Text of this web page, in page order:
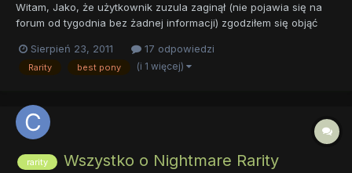
Witam, Jako, że użytkownik zuzula zaginął (nie pojawia się na
forum od tygodnia bez żadnej informacji) zgodziłem się objąć
regenta avatara Pinkie Pie. Dlaczego? Pinkie Pie ma dobrego
opiekuna, który dba o to, by w dziale cały czas trwała...
Sierpień 23, 2011 17 odpowiedzi
Rarity best pony (i 1 więcej)
rarity Wszystko o Nightmare Rarity